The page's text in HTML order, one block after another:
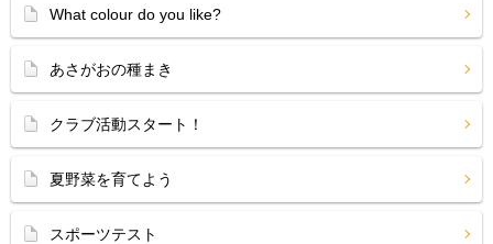
What colour do you like?
あさがおの種まき
クラブ活動スタート！
夏野菜を育てよう
スポーツテスト